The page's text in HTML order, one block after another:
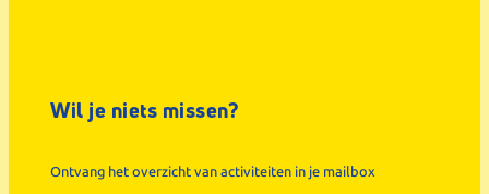
Wil je niets missen?
Ontvang het overzicht van activiteiten in je mailbox